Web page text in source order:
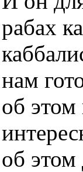
рабах
нам
об
об